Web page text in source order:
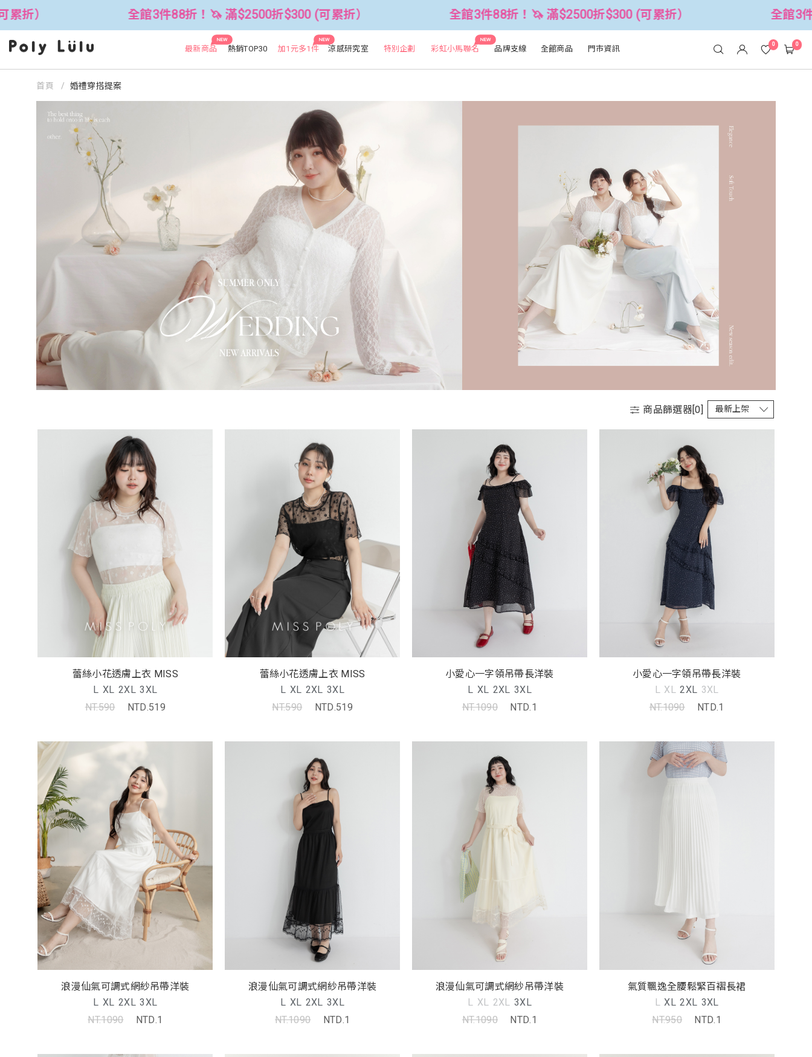
館3件88折！🦄 滿$2500折$300 (可累折） 全館3件88折！🦄 滿$2500折$300 (可累折） 全館3件88折！🦄 滿$2500折
NEW
最新商品 熱銷TOP30
NEW
加1元多1件 涼感研究室 特別企劃
NEW
彩虹小馬聯名 品牌支線 全館商品 門市資訊 0 0
首頁 婚禮穿搭提案
商品篩選器[0]
蕾絲小花透膚上衣 MISS
L XL 2XL 3XL
NT.590
NTD.519
蕾絲小花透膚上衣 MISS
L XL 2XL 3XL
NT.590
NTD.519
小愛心一字領吊帶長洋裝
L XL 2XL 3XL
NT.1090
NTD.1
小愛心一字領吊帶長洋裝
L XL 2XL 3XL
NT.1090
NTD.1
浪漫仙氣可調式網紗吊帶洋裝
L XL 2XL 3XL
NT.1090
NTD.1
浪漫仙氣可調式網紗吊帶洋裝
L XL 2XL 3XL
NT.1090
NTD.1
浪漫仙氣可調式網紗吊帶洋裝
L XL 2XL 3XL
NT.1090
NTD.1
氣質飄逸全腰鬆緊百褶長裙
L XL 2XL 3XL
NT.950
NTD.1